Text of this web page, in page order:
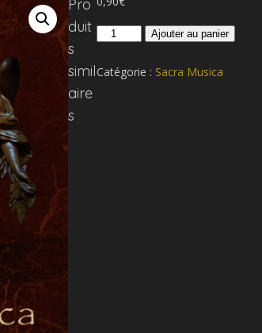
quantité
018
Ajouter au panier
Catégorie : Sacra Musica
Pro
duit
s
simil
aire
s